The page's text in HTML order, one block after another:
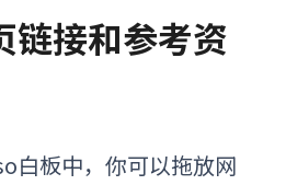
链接和参考资
白板中，你可以拖放网